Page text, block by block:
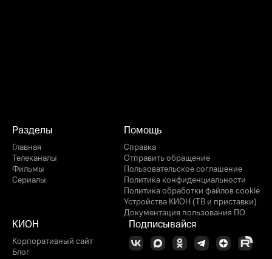
Разделы
Главная
Телеканалы
Фильмы
Сериалы
Помощь
Справка
Отправить обращение
Пользовательское соглашение
Политика конфиденциальности
Политика обработки файлов cookie
Устройства КИОН (ТВ и приставки)
Документация пользования ПО
КИОН
Корпоративный сайт
Блог
Подписывайся